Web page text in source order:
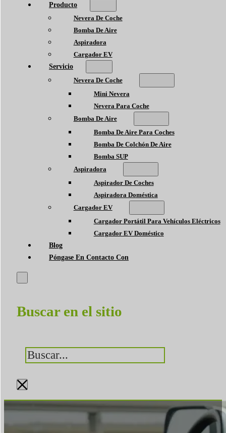
Producto
Nevera De Coche
Bomba De Aire
Aspiradora
Cargador EV
Servicio
Nevera De Coche
Mini Nevera
Nevera Para Coche
Bomba De Aire
Bomba De Aire Para Coches
Bomba De Colchón De Aire
Bomba SUP
Aspiradora
Aspirador De Coches
Aspiradora Doméstica
Cargador EV
Cargador Portátil Para Vehículos Eléctricos
Cargador EV Doméstico
Blog
Póngase En Contacto Con
Buscar en el sitio
Buscar
×